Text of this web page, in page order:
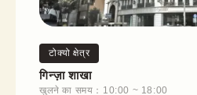
टोक्यो क्षेत्र
गिन्ज़ा शाखा
खुलने का समय：10:00 ~ 18:00